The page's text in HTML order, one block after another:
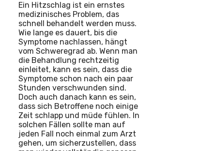
Ein Hitzschlag ist ein ernstes
medizinisches Problem, das
schnell behandelt werden muss.
Wie lange es dauert, bis die
Symptome nachlassen, hängt
vom Schweregrad ab. Wenn man
die Behandlung rechtzeitig
einleitet, kann es sein, dass die
Symptome schon nach ein paar
Stunden verschwunden sind.
Doch auch danach kann es sein,
dass sich Betroffene noch einige
Zeit schlapp und müde fühlen. In
solchen Fällen sollte man auf
jeden Fall noch einmal zum Arzt
gehen, um sicherzustellen, dass